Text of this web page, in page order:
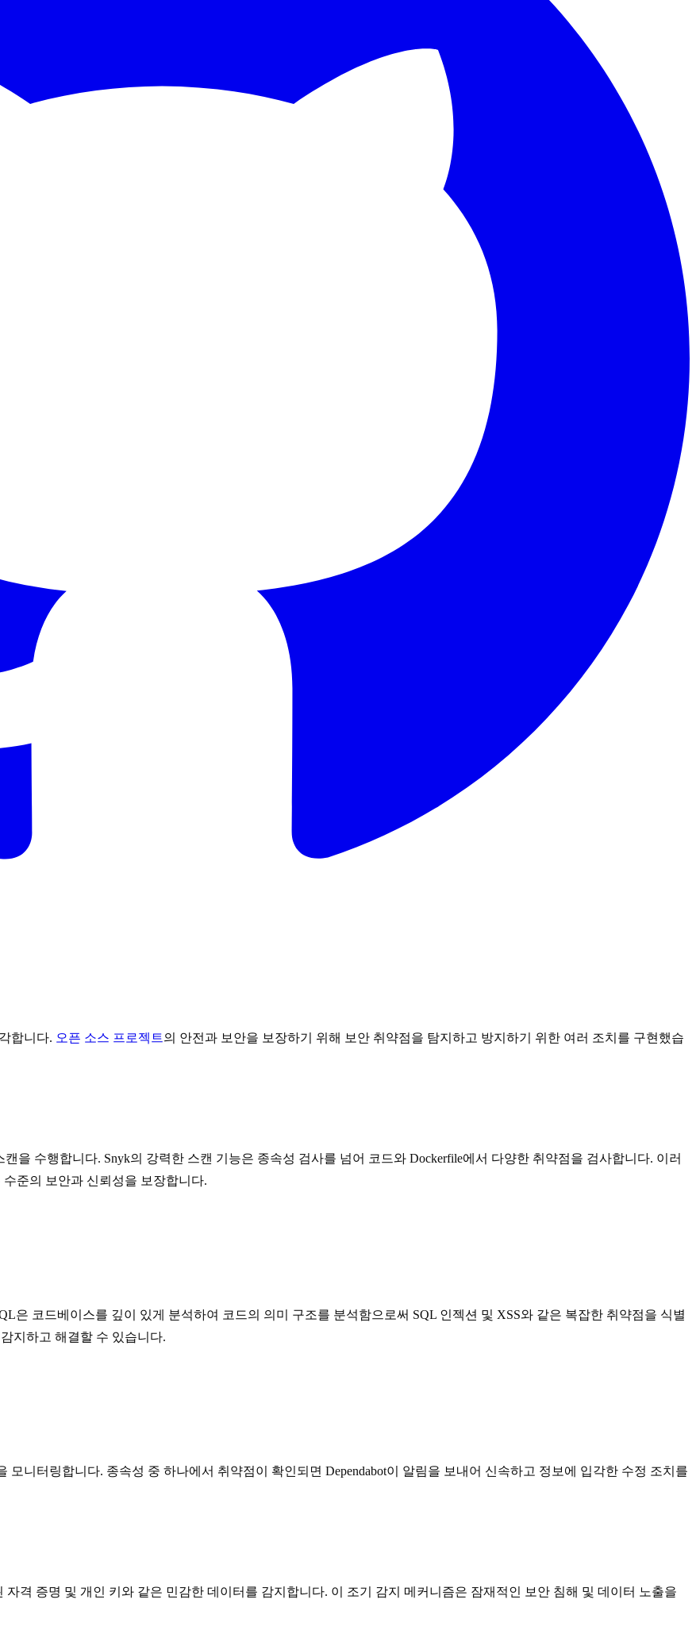
합니다. 오픈 소스 프로젝트의 안전과 보안을 보장하기 위해 보안 취약점을 탐지하고 방지하기 위한 여러 조치를 구현했습
을 수행합니다. Snyk의 강력한 스캔 기능은 종속성 검사를 넘어 코드와 Dockerfile에서 다양한 취약점을 검사합니다. 이러
준의 보안과 신뢰성을 보장합니다.
은 코드베이스를 깊이 있게 분석하여 코드의 의미 구조를 분석함으로써 SQL 인젝션 및 XSS와 같은 복잡한 취약점을 식별
지하고 해결할 수 있습니다.
니터링합니다. 종속성 중 하나에서 취약점이 확인되면 Dependabot이 알림을 보내어 신속하고 정보에 입각한 수정 조치를
격 증명 및 개인 키와 같은 민감한 데이터를 감지합니다. 이 조기 감지 메커니즘은 잠재적인 보안 침해 및 데이터 노출을